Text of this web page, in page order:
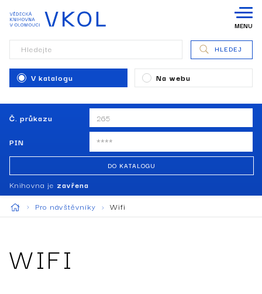
Č. průkazu
PIN
DO KATALOGU
Knihovna je zavřena
MENU
Hledejte
V katalogu Na webu
HLEDEJ
Pro návštěvníky Wifi
WIFI